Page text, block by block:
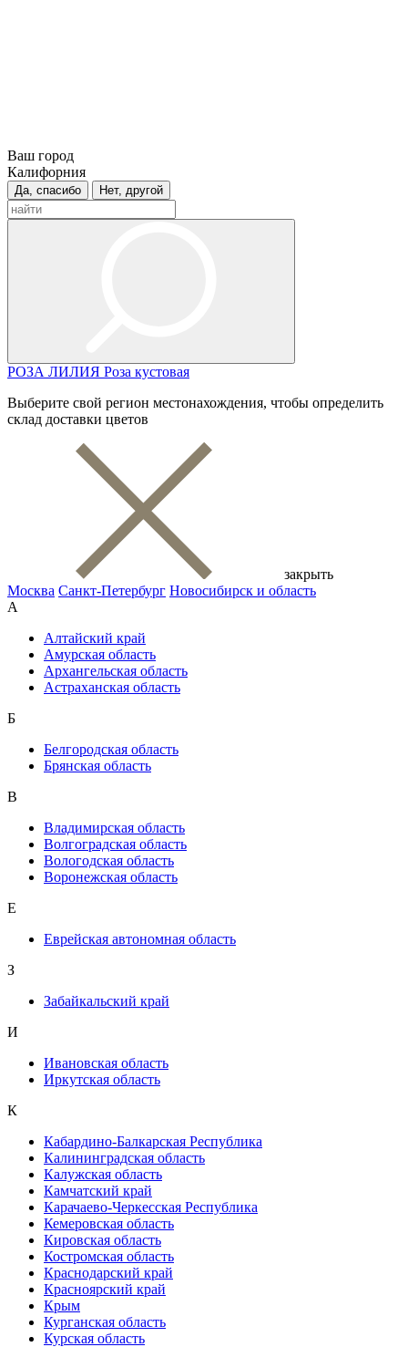
Ваш город
Калифорния
Да, спасибо Нет, другой
РОЗА ЛИЛИЯ Роза кустовая
Выберите свой регион местонахождения, чтобы определить
склад доставки цветов
закрыть
Москва Санкт-Петербург Новосибирск и область
А
Алтайский край
Амурская область
Архангельская область
Астраханская область
Б
Белгородская область
Брянская область
В
Владимирская область
Волгоградская область
Вологодская область
Воронежская область
Е
Еврейская автономная область
З
Забайкальский край
И
Ивановская область
Иркутская область
К
Кабардино-Балкарская Республика
Калининградская область
Калужская область
Камчатский край
Карачаево-Черкесская Республика
Кемеровская область
Кировская область
Костромская область
Краснодарский край
Красноярский край
Крым
Курганская область
Курская область